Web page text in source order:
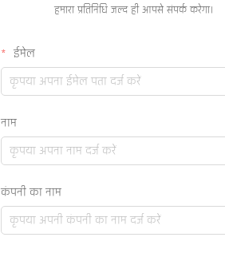
हमारा प्रतिनिधि जल्द ही आपसे संपर्क करेगा।
ईमेल
नाम
कंपनी का नाम